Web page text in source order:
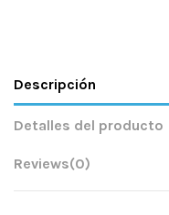
Descripción
Detalles del producto
Reviews(0)